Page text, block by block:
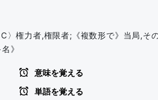
〉権力者,権限者;《複数形で》当局,
》
意味を覚える
単語を覚える